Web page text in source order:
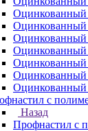
Оцинкованный
Оцинкованный
Оцинкованный
Оцинкованный
Оцинкованный
Оцинкованный
Оцинкованный
с
Назад
Профнастил с